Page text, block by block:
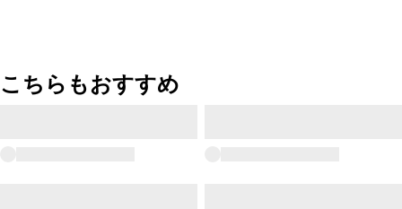
こちらもおすすめ